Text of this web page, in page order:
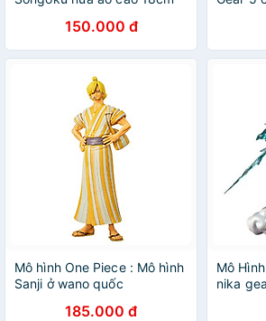
150.000 đ
Mô hình One Piece : Mô hình
Sanji ở wano quốc
185.000 đ
Mô
nika